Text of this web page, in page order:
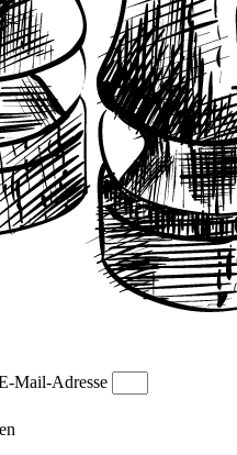
Mail-Adresse